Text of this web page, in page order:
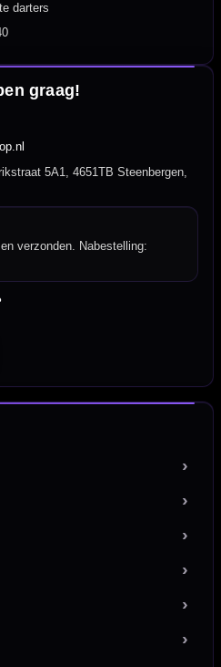
darters
graag!
5A1, 4651TB Steenbergen,
verzonden. Nabestelling: